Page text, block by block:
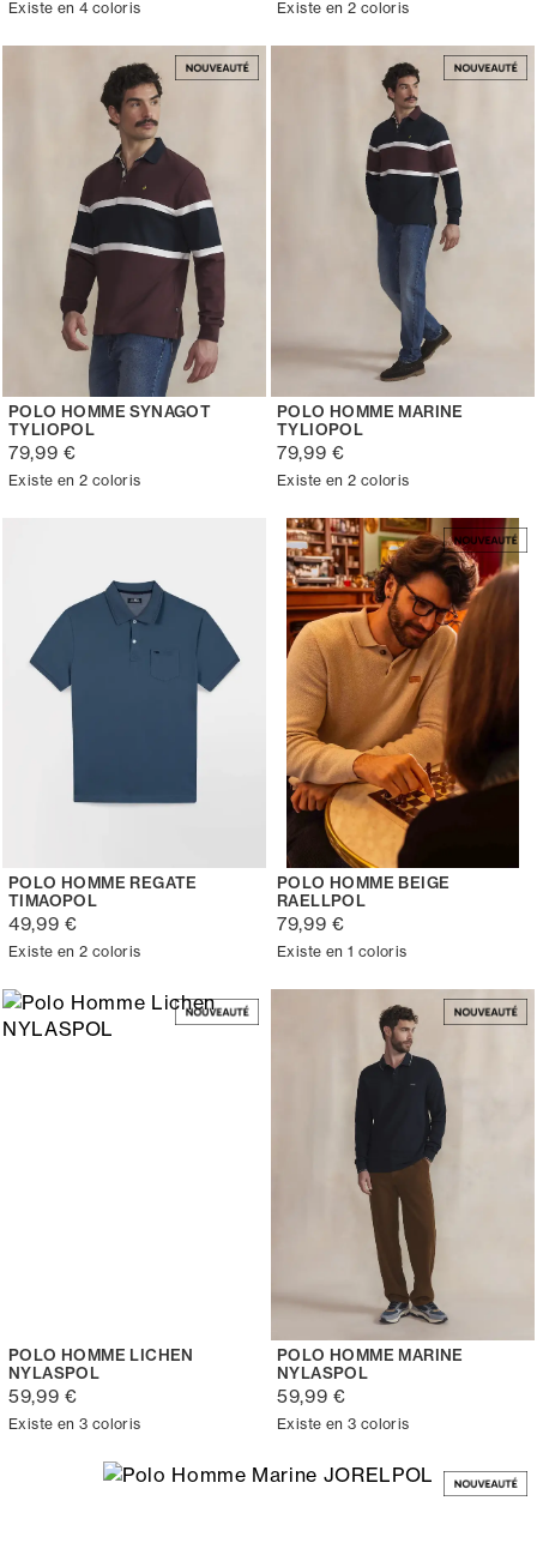
Existe en 4 coloris Existe en 2 coloris
POLO HOMME SYNAGOT
TYLIOPOL
79,99 €
Existe en 2 coloris
POLO HOMME MARINE
TYLIOPOL
79,99 €
Existe en 2 coloris
POLO HOMME REGATE
TIMAOPOL
49,99 €
Existe en 2 coloris
POLO HOMME BEIGE
RAELLPOL
79,99 €
Existe en 1 coloris
POLO HOMME LICHEN
NYLASPOL
59,99 €
Existe en 3 coloris
POLO HOMME MARINE
NYLASPOL
59,99 €
Existe en 3 coloris